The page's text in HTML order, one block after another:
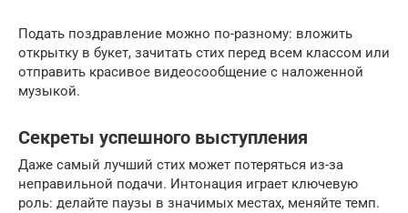
Подать поздравление можно по-разному: вложить
открытку в букет, зачитать стих перед всем классом или
отправить красивое видеосообщение с наложенной
музыкой.
Секреты успешного выступления
Даже самый лучший стих может потеряться из-за
неправильной подачи. Интонация играет ключевую
роль: делайте паузы в значимых местах, меняйте темп.